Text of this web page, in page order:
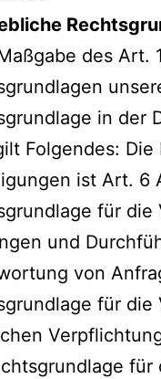
des Art.
in der
Folgendes:
ist Art. 6
für
und
von
für